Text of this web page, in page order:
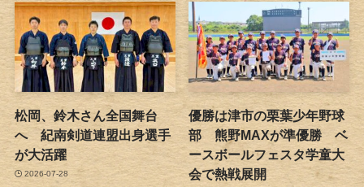
松岡、鈴木さん全国舞台
へ 紀南剣道連盟出身選手
が大活躍
2026-07-28
優勝は津市の栗葉少年野球
部 熊野MAXが準優勝 ベ
ースボールフェスタ学童大
会で熱戦展開